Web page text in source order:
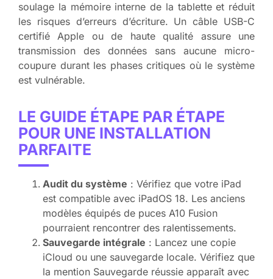
soulage la mémoire interne de la tablette et réduit
les risques d’erreurs d’écriture. Un câble USB-C
certifié Apple ou de haute qualité assure une
transmission des données sans aucune micro-
coupure durant les phases critiques où le système
est vulnérable.
LE GUIDE ÉTAPE PAR ÉTAPE
POUR UNE INSTALLATION
PARFAITE
Audit du système : Vérifiez que votre iPad
est compatible avec iPadOS 18. Les anciens
modèles équipés de puces A10 Fusion
pourraient rencontrer des ralentissements.
Sauvegarde intégrale : Lancez une copie
iCloud ou une sauvegarde locale. Vérifiez que
la mention Sauvegarde réussie apparaît avec